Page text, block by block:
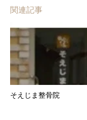
関連記事
そえじま整骨院